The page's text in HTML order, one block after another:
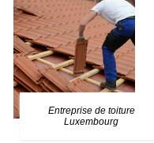
Entreprise de toiture
Luxembourg